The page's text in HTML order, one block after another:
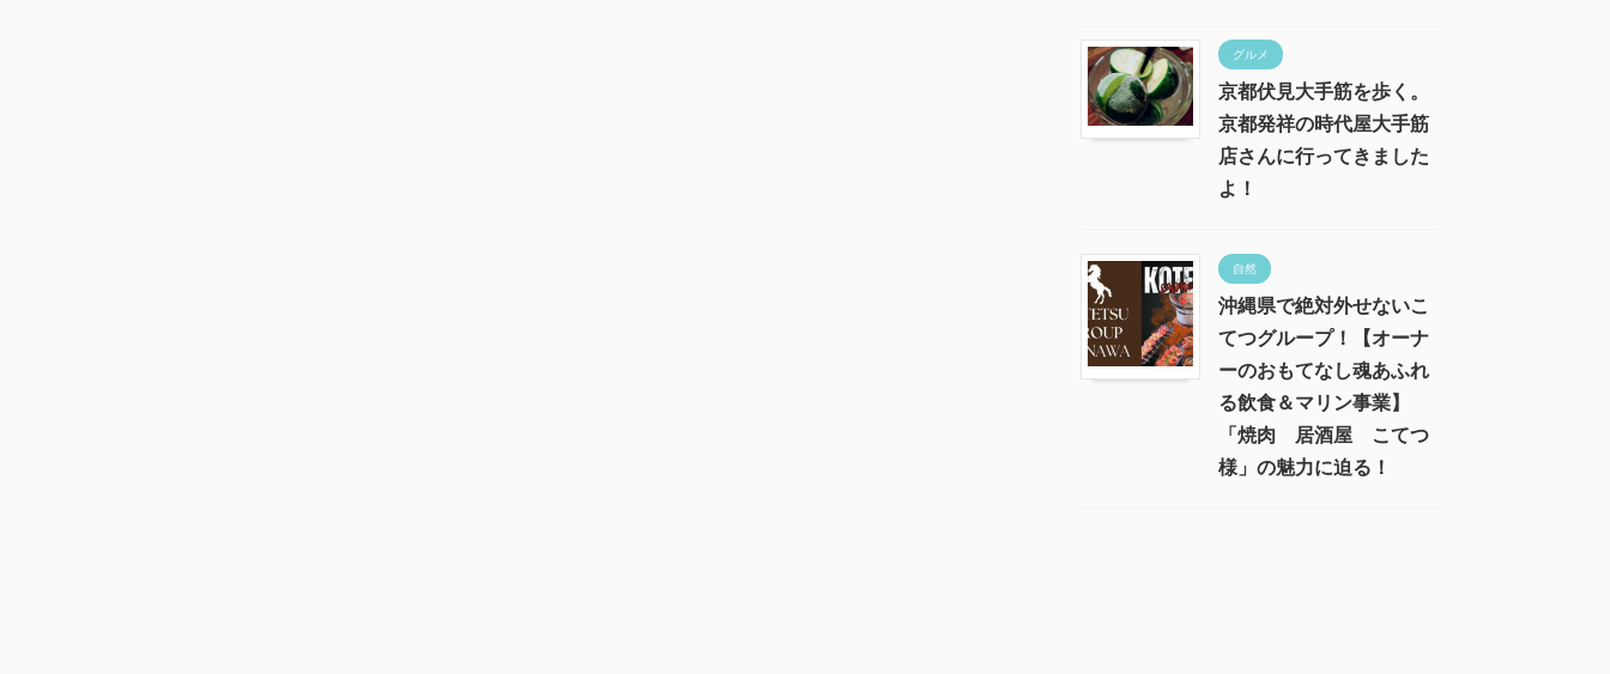
グルメ
京都伏見大手筋を歩く。
京都発祥の時代屋大手筋
店さんに行ってきました
よ！
自然
沖縄県で絶対外せないこ
てつグループ！【オーナ
ーのおもてなし魂あふれ
る飲食＆マリン事業】
「焼肉 居酒屋 こてつ
様」の魅力に迫る！